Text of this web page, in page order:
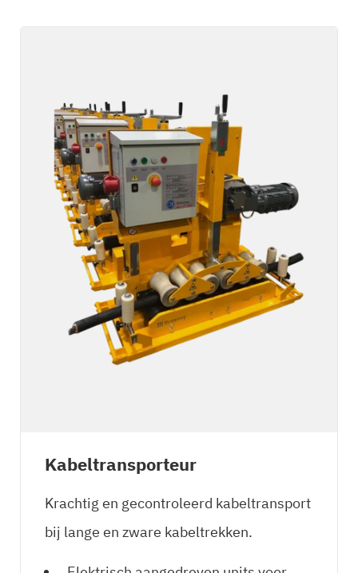
Kabeltransporteur
Krachtig en gecontroleerd kabeltransport
bij lange en zware kabeltrekken.